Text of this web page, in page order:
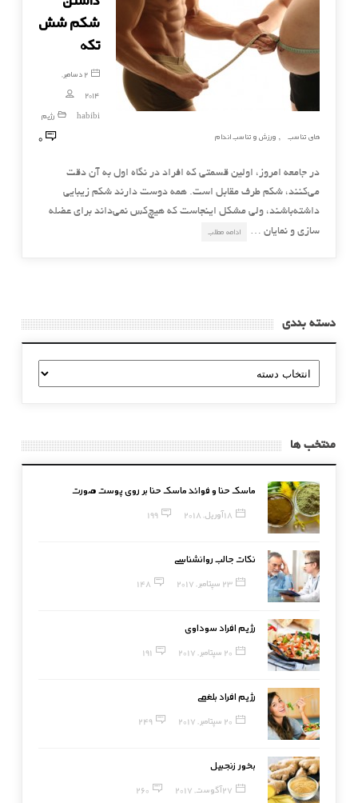
شکم شش
تکه
2 دسامبر,
2014
habibi
رژیم
های تناسب
, ورزش و تناسب اندام 0
در جامعه امروز، اولین قسمتی که افراد در نگاه اول به آن دقت
می‌کنند، شکم طرف مقابل است. همه دوست دارند شکم زیبایی
داشته‌باشند، ولی مشکل اینجاست که هیچ‌کس نمی‌داند برای عضله
سازی و نمایان …
ادامه مطلب
دسته بندی
دسته
بندی
منتخب ها
ماسک حنا و فوائد ماسک حنا بر روی پوست صورت
18 آوریل, 2018 199
نکات جالب روانشناسی
23 سپتامبر, 2017 148
رژیم افراد سوداوی
20 سپتامبر, 2017 191
رژیم افراد بلغمی
20 سپتامبر, 2017 249
بخور زنجبیل
27 آگوست, 2017 260